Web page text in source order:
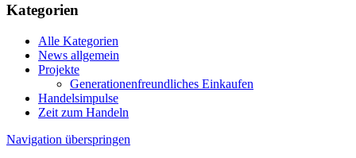
Kategorien
Alle Kategorien
News allgemein
Projekte
Generationenfreundliches Einkaufen
Handelsimpulse
Zeit zum Handeln
Navigation überspringen